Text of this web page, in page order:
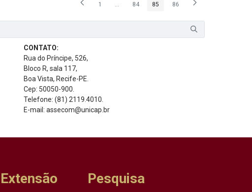
Página
1 ...Páginas intermediárias Usar ABA para navegar.
Página
84 Página
85 Página
86
CONTATO:
Rua do Príncipe, 526,
Bloco R, sala 117,
Boa Vista, Recife-PE.
Cep: 50050-900.
Telefone: (81) 2119.4010.
E-mail: assecom@unicap.br
Extensão Pesquisa